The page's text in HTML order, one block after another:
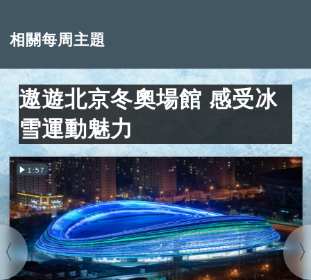
相關每周主題
遨遊北京冬奧場館 感受冰
雪運動魅力
1:57